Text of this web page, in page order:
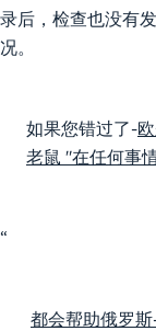
录后，检查也没有
况。
如果您错过了-
老鼠 "在任何事
“
都会帮助俄罗